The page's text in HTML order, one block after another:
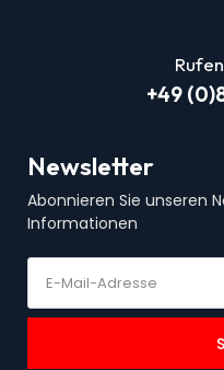
+49
Newsletter
Abonnieren Sie unseren
Informationen